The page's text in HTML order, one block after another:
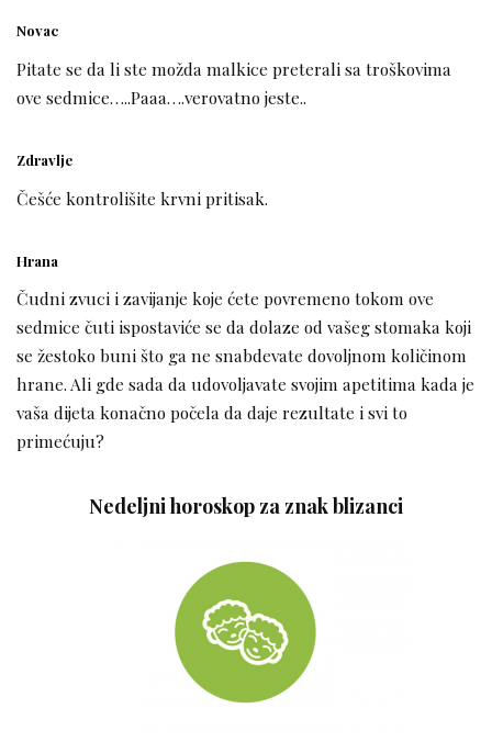
Novac
Pitate se da li ste možda malkice preterali sa troškovima
ove sedmice…..Paaa….verovatno jeste..
Zdravlje
Češće kontrolišite krvni pritisak.
Hrana
Čudni zvuci i zavijanje koje ćete povremeno tokom ove
sedmice čuti ispostaviće se da dolaze od vašeg stomaka koji
se žestoko buni što ga ne snabdevate dovoljnom količinom
hrane. Ali gde sada da udovoljavate svojim apetitima kada je
vaša dijeta konačno počela da daje rezultate i svi to
primećuju?
Nedeljni horoskop za znak blizanci